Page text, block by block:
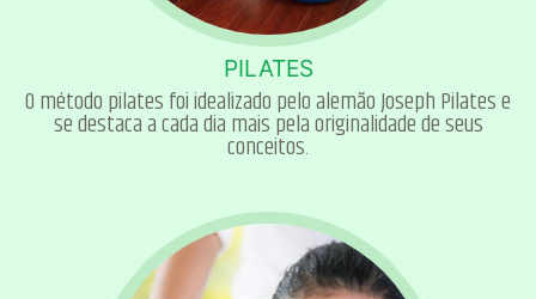
PILATES
O método pilates foi idealizado pelo alemão Joseph Pilates e
se destaca a cada dia mais pela originalidade de seus
conceitos.